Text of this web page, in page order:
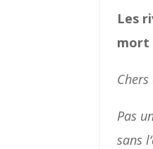
Les
mort
Chers
Pas
sans l‘